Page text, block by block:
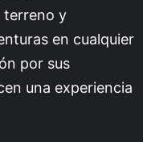
terreno y
en cualquier
por sus
una experiencia